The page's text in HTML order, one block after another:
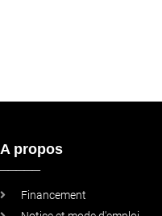
A propos
Financement